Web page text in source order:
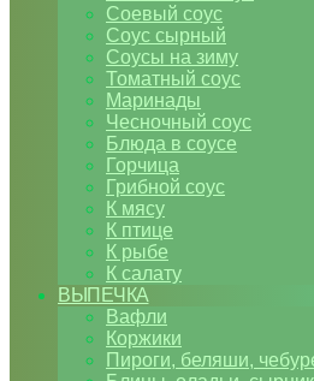
Соевый соус
Соус сырный
Соусы на зиму
Томатный соус
Маринады
Чесночный соус
Блюда в соусе
Горчица
Грибной соус
К мясу
К птице
К рыбе
К салату
ВЫПЕЧКА
Вафли
Коржики
Пироги, беляши,